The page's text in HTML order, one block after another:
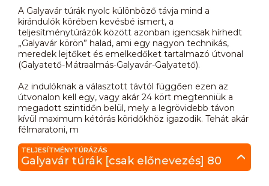
A Galyavár túrák nyolc különböző távja mind a
kirándulók körében kevésbé ismert, a
teljesítménytúrázók között azonban igencsak hírhedt
„Galyavár körön” halad, ami egy nagyon technikás,
meredek lejtőket és emelkedőket tartalmazó útvonal
(Galyatető-Mátraalmás-Galyavár-Galyatető).
Az indulóknak a választott távtól függően ezen az
útvonalon kell egy, vagy akár 24 kört megtenniük a
megadott szintidőn belül, mely a legrövidebb távon
kívül maximum kétórás köridőkhöz igazodik. Tehát akár
félmaratoni, m
TELJESÍTMÉNYTÚRÁZÁS
Galyavár túrák [csak előnevezés] 80